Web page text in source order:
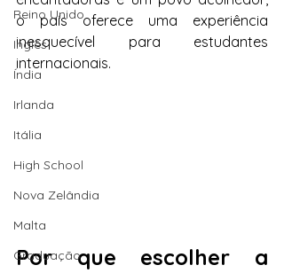
Reino Unido
Inglês
Índia
Irlanda
Itália
High School
Nova Zelândia
Malta
Graduação
o país oferece uma experiência
inesquecível para estudantes
internacionais.
Por que escolher a